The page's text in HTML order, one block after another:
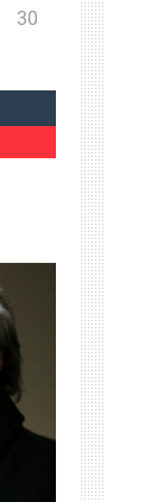
30